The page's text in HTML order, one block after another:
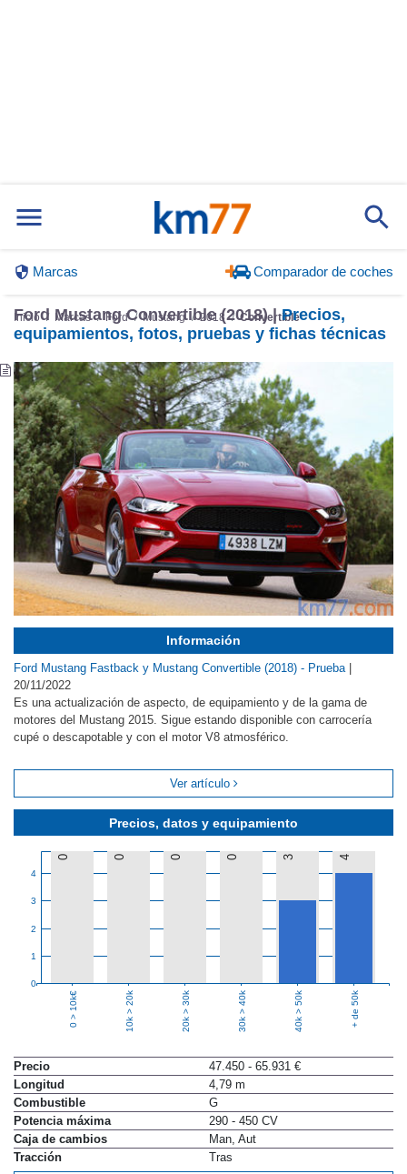
Marcas Comparador de coches
Inicio Marcas Ford Mustang 2018 Convertible
Ford Mustang Convertible (2018) |Precios,
equipamientos, fotos, pruebas y fichas técnicas
Precios, datos y equipamiento
0
1
2
3
4
0 0 0 0 3 4
0 > 10k€ 10k > 20k 20k > 30k 30k > 40k 40k > 50k + de 50k
Precio
47.450 - 65.931 €
Longitud
4,79 m
Combustible
G
Potencia máxima
290 - 450 CV
Caja de cambios
Man, Aut
Tracción
Tras
Información
Ford Mustang Fastback y Mustang Convertible (2018) - Prueba
20/11/2022
Es una actualización de aspecto, de equipamiento y de la gama de
motores del Mustang 2015. Sigue estando disponible con carrocería
cupé o descapotable y con el motor V8 atmosférico.
Ver artículo